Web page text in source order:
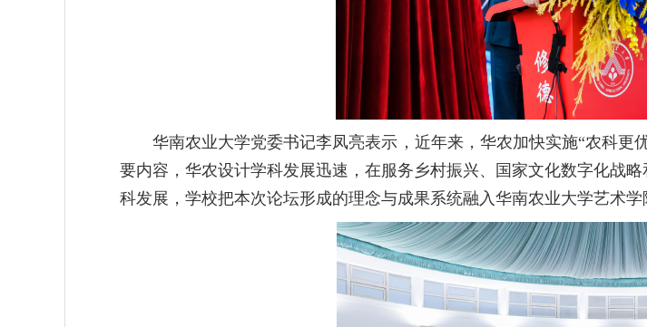
华南农业大学党委书记李凤亮表示，近年来，华农加快实施“农科
要内容，华农设计学科发展迅速，在服务乡村振兴、国家文化数字化战
科发展，学校把本次论坛形成的理念与成果系统融入华南农业大学艺术学